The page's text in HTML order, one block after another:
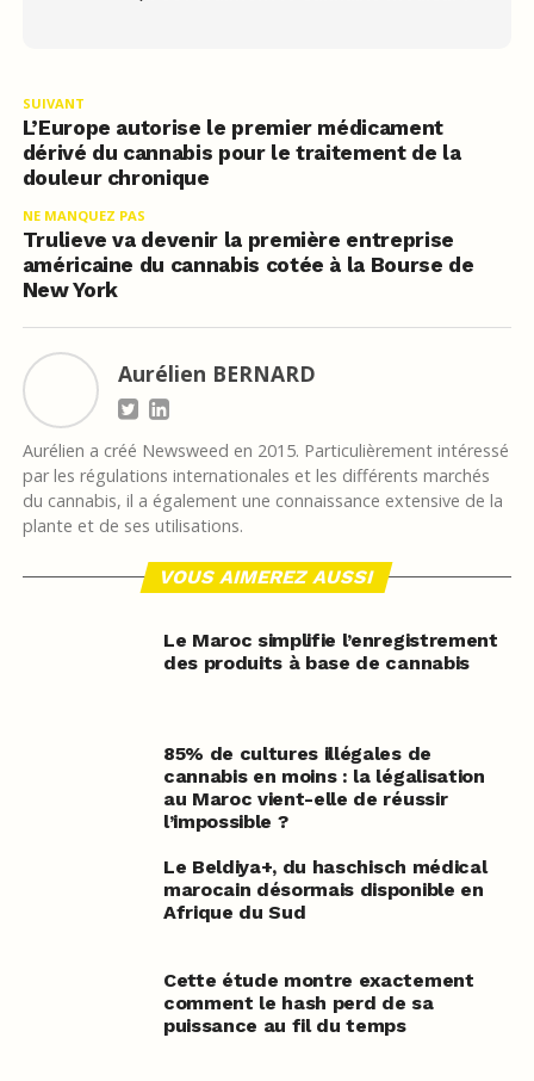
SUIVANT
L’Europe autorise le premier médicament
dérivé du cannabis pour le traitement de la
douleur chronique
NE MANQUEZ PAS
Trulieve va devenir la première entreprise
américaine du cannabis cotée à la Bourse de
New York
Aurélien BERNARD
Aurélien a créé Newsweed en 2015. Particulièrement intéressé
par les régulations internationales et les différents marchés
du cannabis, il a également une connaissance extensive de la
plante et de ses utilisations.
VOUS AIMEREZ AUSSI
Le Maroc simplifie l’enregistrement
des produits à base de cannabis
85% de cultures illégales de
cannabis en moins : la légalisation
au Maroc vient-elle de réussir
l’impossible ?
Le Beldiya+, du haschisch médical
marocain désormais disponible en
Afrique du Sud
Cette étude montre exactement
comment le hash perd de sa
puissance au fil du temps